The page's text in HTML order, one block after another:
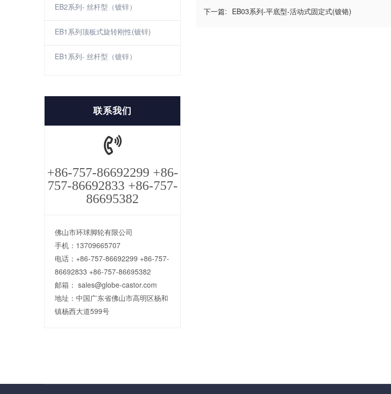
下一篇: EB03系列-平底型-活动式固定式(镀铬)
EB2系列- 丝杆型（镀锌）
EB1系列顶板式旋转刚性(镀锌)
EB1系列- 丝杆型（镀锌）
联系我们
+86-757-86692299 +86-
757-86692833 +86-757-
86695382
佛山市环球脚轮有限公司
手机：13709665707
电话：+86-757-86692299 +86-757-
86692833 +86-757-86695382
邮箱： sales@globe-castor.com
地址：中国广东省佛山市高明区杨和
镇杨西大道599号